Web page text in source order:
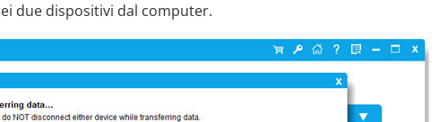
due dispositivi dal computer.